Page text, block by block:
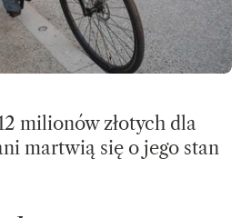
milionów złotych dla
martwią się o jego stan